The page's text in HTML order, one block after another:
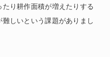
り耕作面積が増えたりする
しいという課題がありまし